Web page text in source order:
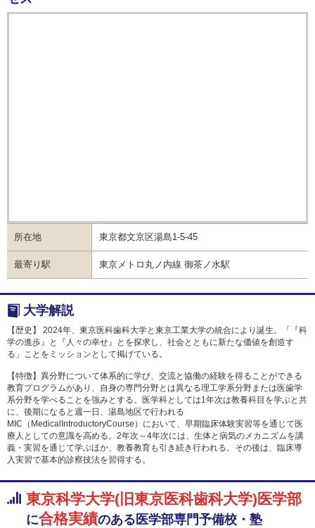
所在地 東京都文京区湯島1-5-45
最寄り駅 東京メトロ丸ノ内線 御茶ノ水駅
大学解説
【歴史】 2024年、東京医科歯科大学と東京工業大学の統合により誕生。「『科
学の進歩』と『人々の幸せ』とを探求し、社会とともに新たな価値を創造す
る」ことをミッションとして掲げている。
【特徴】異分野について体系的に学び、交流と協働の経験を得ることができる
教育プログラムがあり、自身の専門分野とは異なる理工学系分野または医歯学
系分野を学べることを強みとする。医学科としては1年次は教養科目を学ぶと共
に、後期になると週一日、湯島地区で行われる
MIC（MedicalIntroductoryCourse）において、早期臨床体験実習等を通じて医
療人としての意識を高める。2年次～4年次には、生体と病気のメカニズムを講
義・実習を通じて学ぶほか、教養教育も引き続き行われる。その後は、臨床導
入実習で基本的診察技法を習得する。
東京科学大学(旧東京医科歯科大学)医学部
に合格実績のある 医学部専門予備校・塾